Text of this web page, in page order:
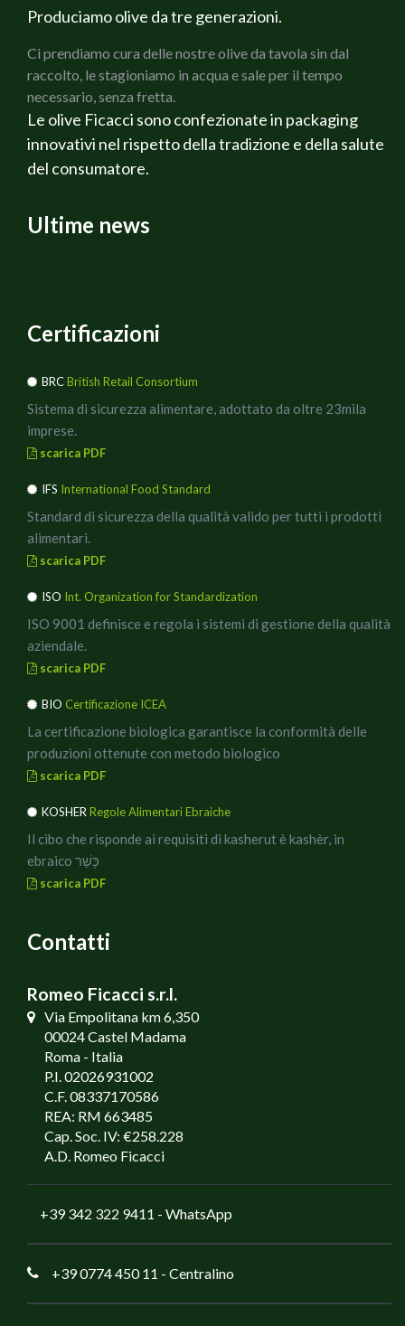
Produciamo olive da tre generazioni.
Ci prendiamo cura delle nostre olive da tavola sin dal
raccolto, le stagioniamo in acqua e sale per il tempo
necessario, senza fretta.
Le olive Ficacci sono confezionate in packaging
innovativi nel rispetto della tradizione e della salute
del consumatore.
Ultime news
Certificazioni
BRCBritish Retail Consortium
Sistema di sicurezza alimentare, adottato da oltre 23mila
imprese.
scarica PDF
IFS International Food Standard
Standard di sicurezza della qualità valido per tutti i prodotti
alimentari.
scarica PDF
ISO Int. Organization for Standardization
ISO 9001 definisce e regola i sistemi di gestione della qualità
aziendale.
scarica PDF
BIO Certificazione ICEA
La certificazione biologica garantisce la conformità delle
produzioni ottenute con metodo biologico
scarica PDF
KOSHER Regole Alimentari Ebraiche
Il cibo che risponde ai requisiti di kasherut è kashèr, in
ebraico כָּשֵׁר
scarica PDF
Contatti
Romeo Ficacci s.r.l.
Via Empolitana km 6,350
00024 Castel Madama
Roma - Italia
P.I. 02026931002
C.F. 08337170586
REA: RM 663485
Cap. Soc. IV: €258.228
A.D. Romeo Ficacci
+39 342 322 9411 - WhatsApp
+39 0774 450 11 - Centralino